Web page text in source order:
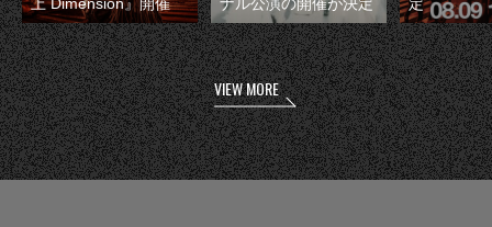
VIEW MORE